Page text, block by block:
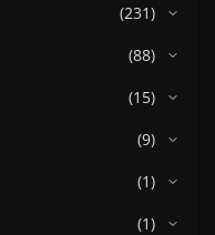
(231)
(88)
(15)
(9)
(1)
(1)